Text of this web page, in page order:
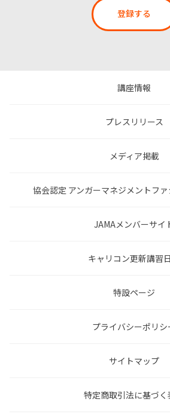
登録する
講座情報
プレスリリース
メディア掲載
協会認定 アンガーマネジメントフ
JAMAメンバーサイ
キャリコン更新講習
特設ページ
プライバシーポリシ
サイトマップ
特定商取引法に基づく